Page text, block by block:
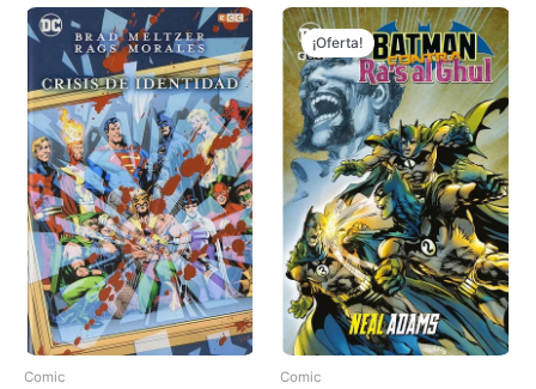
Comic
¡Oferta!
Comic
El
precio
original
era:
₲ 290.000.
El
precio
actual
es:
₲ 190.000.